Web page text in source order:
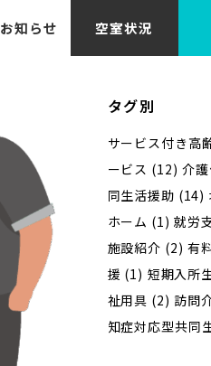
お知らせ 空室状況
タグ別
サービス付き高
ービス (12) 介
同生活援助 (14)
ホーム (1) 就労
施設紹介 (2) 有
援 (1) 短期入所
祉用具 (2) 訪問
知症対応型共同